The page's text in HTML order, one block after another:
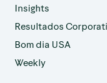
Insights
Resultados
Bom dia USA
Weekly